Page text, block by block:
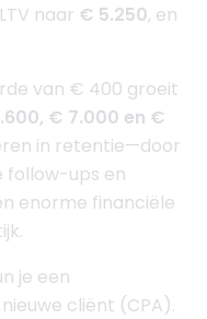
naar € 5.250, en
van € 400 groeit
€ 7.000 en €
in retentie—door
follow-ups en
enorme financiële
je een
cliënt (CPA).